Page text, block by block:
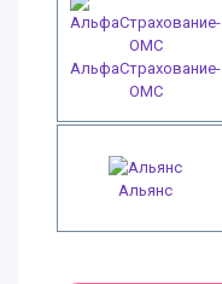
АльфаСтрахование-
ОМС
Альянс